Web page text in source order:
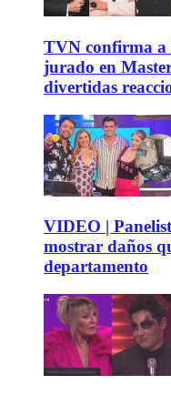
TVN confirma a
jurado en
divertidas
VIDEO |
mostrar daños
departamento